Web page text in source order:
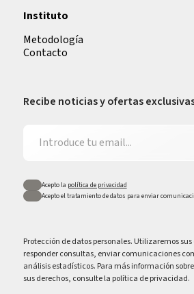
Instituto
Metodología
Contacto
Recibe noticias y ofertas
Acepto el tratamiento de datos para enviar
Acepto la política de privacidad
Protección de datos personales. Utilizaremos
responder consultas, enviar comunicaciones
análisis estadísticos. Para más información
sus derechos, consulte la política de privacidad.